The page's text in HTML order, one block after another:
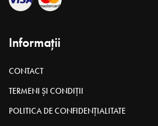
Informații
CONTACT
TERMENI ȘI CONDIȚII
POLITICA DE CONFIDENȚIALITATE